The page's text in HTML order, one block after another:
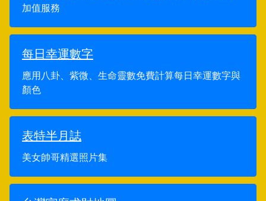
加值服務
每日幸運數字
應用八卦、紫微、生命靈數免費計算每日幸運數字與
顏色
表特半月誌
美女帥哥精選照片集